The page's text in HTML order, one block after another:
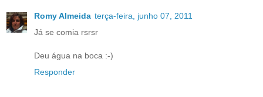
Romy Almeida terça-feira, junho 07, 2011
Já se comia rsrsr
Deu água na boca :-)
Responder